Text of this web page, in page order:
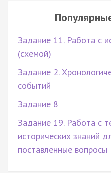
Задание 11. Работа с
(схемой)
Задание 2.
событий
Задание 8
Задание 19. Работа с
исторических знаний
поставленные вопросы